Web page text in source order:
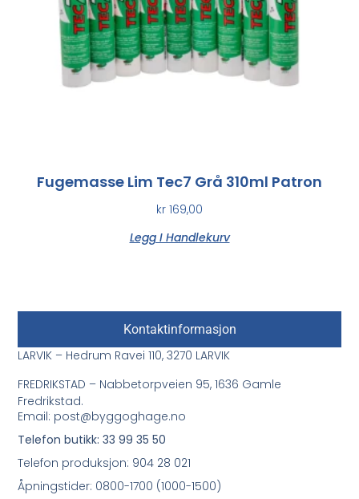
Fugemasse Lim Tec7 Grå 310ml Patron
kr 169,00
Legg I Handlekurv
Kontaktinformasjon
LARVIK – Hedrum Ravei 110, 3270 LARVIK
FREDRIKSTAD – Nabbetorpveien 95, 1636 Gamle
Fredrikstad.
Email: post@byggoghage.no
Telefon butikk: 33 99 35 50
Telefon produksjon: 904 28 021
Åpningstider: 0800-1700 (1000-1500)